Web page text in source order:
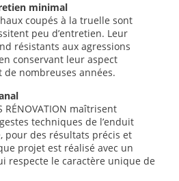
minimal
coupés à la truelle sont
peu d’entretien. Leur
résistants aux agressions
conservant leur aspect
de nombreuses années.
RÉNOVATION maîtrisent
techniques de l’enduit
pour des résultats précis et
projet est réalisé avec un
respecte le caractère unique de